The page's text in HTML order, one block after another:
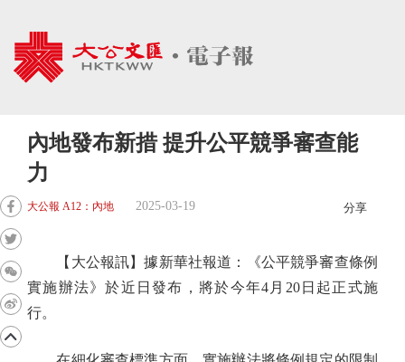
內地發布新措 提升公平競爭審查能
力
大公報 A12：內地 2025-03-19 分享
【大公報訊】據新華社報道：《公平競爭審查條例
實施辦法》於近日發布，將於今年4月20日起正式施
行。